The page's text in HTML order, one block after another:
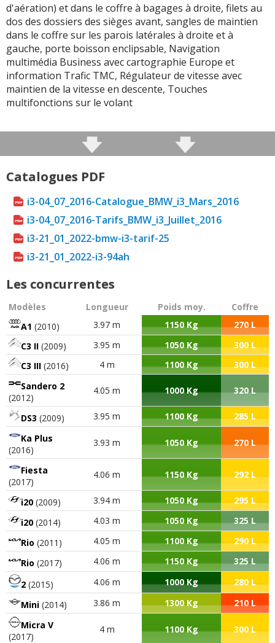
d'aération) et dans le coffre à bagages à droite, filets au
dos des dossiers des sièges avant, sangles de maintien
dans le coffre sur les parois latérales à droite et à
gauche, porte boisson enclipsable, Navigation
multimédia Business avec cartographie Europe et
information Trafic TMC, Régulateur de vitesse avec
maintien de la vitesse en descente, Touches
multifonctions sur le volant
Catalogues PDF
i3-04_07_2016-Catalogue_BMW_i3_Mars_2016
i3-04_07_2016-Tarifs_BMW_i3_Juillet_2016
i3-21_01_2022-bmw-i3-tarif-25
i3-21_01_2022-i3-94ah
Les concurrentes
Modèles Longueur Poids moy.
Coffre
A1 (2010) 3.97 m 1150 Kg
270 L
C3 II (2009) 3.95 m 1050 Kg
300 L
C3 III (2016) 4 m 1100 Kg
300 L
Sandero 2
(2012)
4.05 m 1000 Kg 320 L
DS3 (2009) 3.95 m 1100 Kg
285 L
Ka Plus
(2016)
3.93 m 1050 Kg 270 L
Fiesta
(2017)
4.06 m 1150 Kg 292 L
i20 (2009) 3.94 m 1050 Kg
295 L
i20 (2014) 4.03 m 1050 Kg
325 L
Rio (2011) 4.05 m 1100 Kg
290 L
Rio (2017) 4.06 m 1150 Kg
325 L
2 (2015) 4.06 m 1000 Kg
280 L
Mini (2014) 3.86 m 1300 Kg
210 L
Micra V
(2017)
4 m 1100 Kg 300 L